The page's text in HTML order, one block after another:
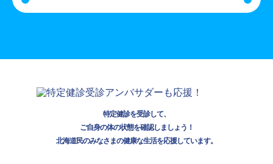
特定健診を受診して、
ご自身の体の状態を確認しましょう！
北海道民のみなさまの健康な生活を応援しています。